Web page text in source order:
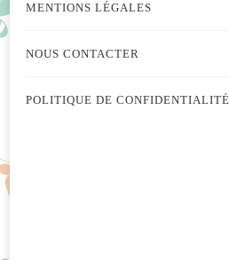
MENTIONS LÉGALES
NOUS CONTACTER
POLITIQUE DE CONFIDENTIALITÉ